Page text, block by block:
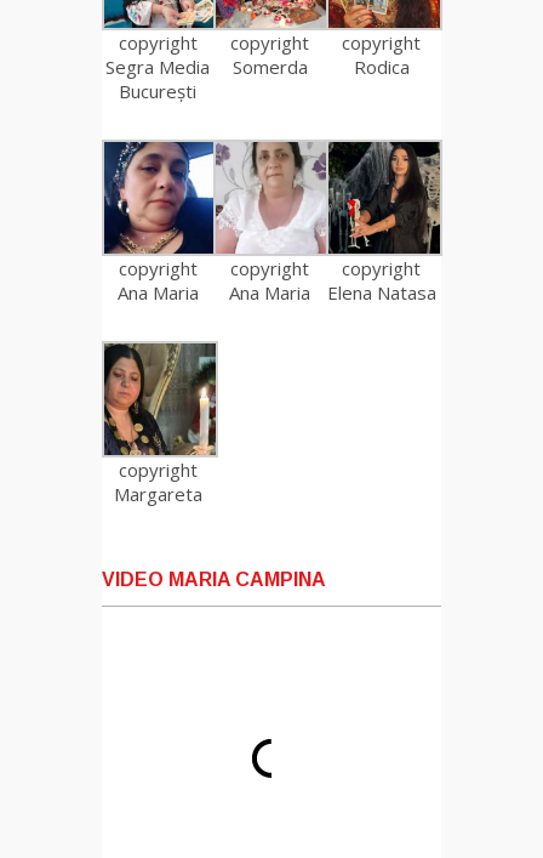
copyright
Segra Media
București
copyright
Somerda
copyright
Rodica
copyright
Ana Maria
copyright
Ana Maria
copyright
Elena Natasa
copyright
Margareta
VIDEO MARIA CAMPINA